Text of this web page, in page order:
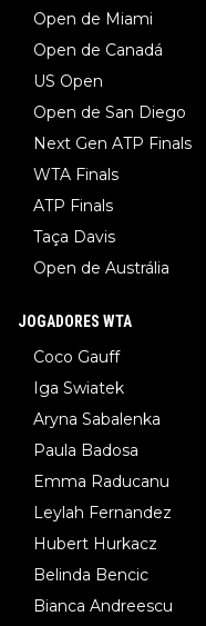
Open de Miami
Open de Canadá
US Open
Open de San Diego
Next Gen ATP Finals
WTA Finals
ATP Finals
Taça Davis
Open de Austrália
JOGADORES WTA
Coco Gauff
Iga Swiatek
Aryna Sabalenka
Paula Badosa
Emma Raducanu
Leylah Fernandez
Hubert Hurkacz
Belinda Bencic
Bianca Andreescu